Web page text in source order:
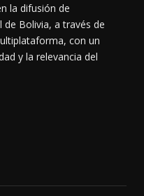
la difusión de
Bolivia, a través de
con un
y la relevancia del